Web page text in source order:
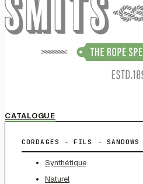
CATALOGUE
CORDAGES - FILS - SANDOWS
Synthétique
Naturel